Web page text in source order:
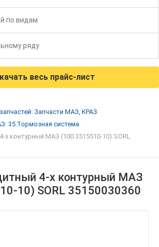
по видам
ряду
весь прайс-лист
Запчасти МАЗ, КРАЗ
35.Тормозная система
х контурный МАЗ (100.3515510-10) SORL
4-х контурный МАЗ
10) SORL 35150030360